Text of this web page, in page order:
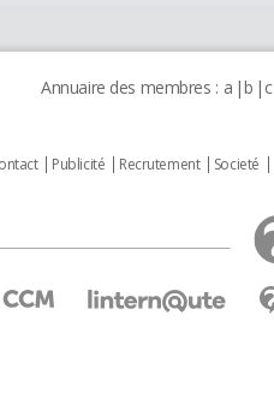
Annuaire des membres : a b c
Publicité Recrutement Societé